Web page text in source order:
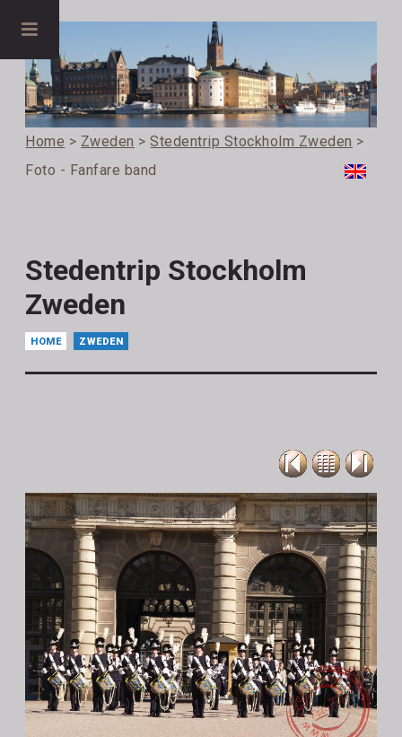
Home > Zweden >Stedentrip Stockholm Zweden >
Foto - Fanfare band
Stedentrip Stockholm
Zweden
HOME ZWEDEN